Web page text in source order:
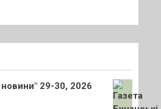
новини" 29-30, 2026